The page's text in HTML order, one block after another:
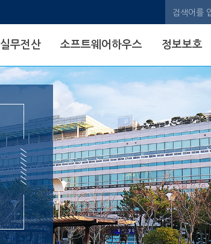
실무전산 소프트웨어하우스 정보보호
Office 365 라이선스
만료에 따른 안내사항
자세히 보기 →